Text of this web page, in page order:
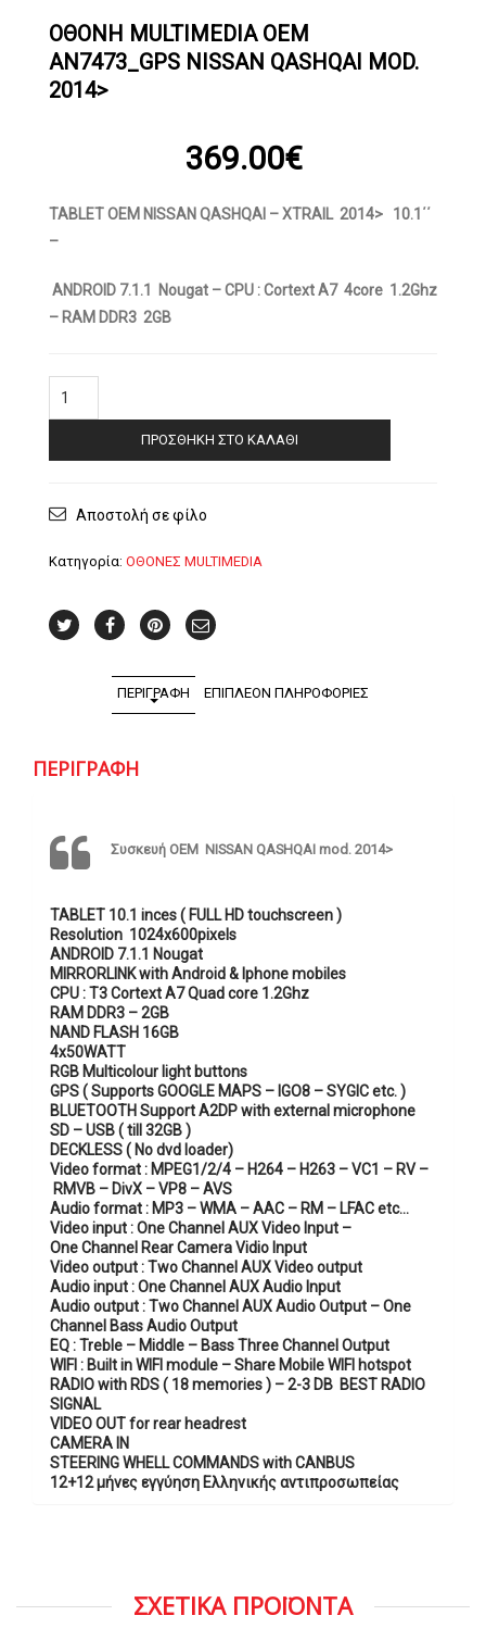
OΘΟΝΗ MULTIMEDIA OEM
AN7473_GPS NISSAN QASHQAI MOD.
2014>
369.00€
TABLET OEM NISSAN QASHQAI – XTRAIL 2014> 10.1΄΄
–
ANDROID 7.1.1 Nougat – CPU : Cortext A7 4core 1.2Ghz
– RAM DDR3 2GB
Multimedia
OEM
NISSAN
mod.
2014>
ΠΡΟΣΘΉΚΗ ΣΤΟ ΚΑΛΆΘΙ
Αποστολή σε φίλο
Κατηγορία: ΟΘΟΝΕΣ MULTIMEDIA
ΠΕΡΙΓΡΑΦΉ ΕΠΙΠΛΈΟΝ ΠΛΗΡΟΦΟΡΊΕΣ
ΠΕΡΙΓΡΑΦΉ
Συσκευή OEM NISSAN QASHQAI mod. 2014>
TABLET 10.1 inces ( FULL HD touchscreen )
Resolution 1024x600pixels
ANDROID 7.1.1 Nougat
MIRRORLINK with Android & Iphone mobiles
CPU : T3 Cortext A7 Quad core 1.2Ghz
RAM DDR3 – 2GB
NAND FLASH 16GB
4x50WATT
RGB Multicolour light buttons
GPS ( Supports GOOGLE MAPS – IGO8 – SYGIC etc. )
BLUETOOTH Support A2DP with external microphone
SD – USB ( till 32GB )
DECKLESS ( No dvd loader)
Video format : MPEG1/2/4 – H264 – H263 –VC1 – RV –
RMVB – DivX –VP8 –AVS
Audio format : MP3 –WMA –AAC – RM – LFAC etc…
Video input : One Channel AUX Video Input –
One Channel Rear Camera Vidio Input
Video output : Two Channel AUX Video output
Audio input : One Channel AUX Audio Input
Audio output : Two Channel AUX Audio Output – One
Channel Bass Audio Output
EQ : Treble – Middle – Bass Three Channel Output
WIFI : Built in WIFI module – Share Mobile WIFI hotspot
RADIO with RDS ( 18 memories ) – 2-3 DB BEST RADIO
SIGNAL
VIDEO OUT for rear headrest
CAMERA IN
STEERING WHELL COMMANDS with CANBUS
12+12 μήνες εγγύηση Ελληνικής αντιπροσωπείας
ΣΧΕΤΙΚΑ ΠΡΟΪΟΝΤΑ